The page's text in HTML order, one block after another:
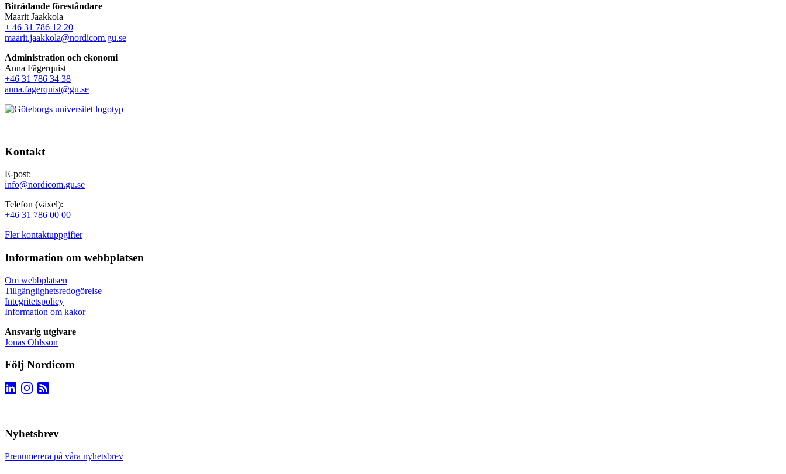
Biträdande föreståndare
Maarit Jaakkola
+ 46 31 786 12 20
maarit.jaakkola@nordicom.gu.se
Administration och ekonomi
Anna Fägerquist
+46 31 786 34 38
anna.fagerquist@gu.se
Kontakt
E-post:
info@nordicom.gu.se
Telefon (växel):
+46 31 786 00 00
Fler kontaktuppgifter
Information om webbplatsen
Om webbplatsen
Tillgänglighetsredogörelse
Integritetspolicy
Information om kakor
Ansvarig utgivare
Jonas Ohlsson
Följ Nordicom
Nyhetsbrev
Prenumerera på våra nyhetsbrev